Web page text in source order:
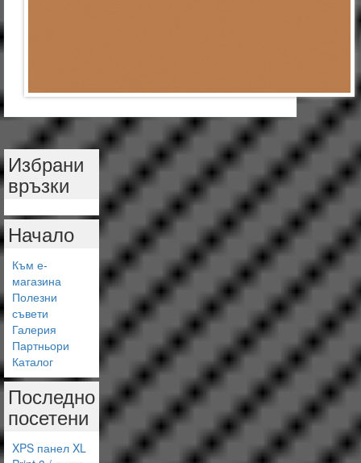
Избрани
връзки
Начало
Към е-
магазина
Полезни
съвети
Галерия
Партньори
Каталог
Последно
посетени
XPS панел XL